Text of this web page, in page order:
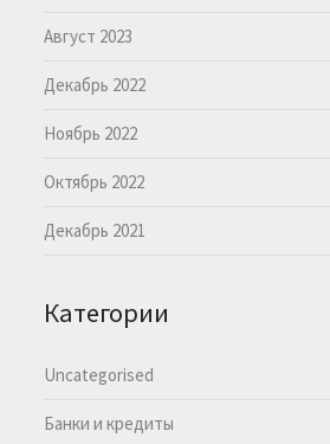
Август 2023
Декабрь 2022
Ноябрь 2022
Октябрь 2022
Декабрь 2021
Категории
Uncategorised
Банки и кредиты